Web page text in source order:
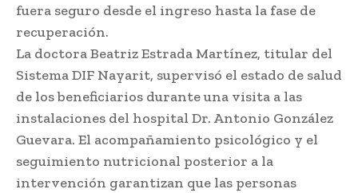
fuera seguro desde el ingreso hasta la fase de
recuperación.
La doctora Beatriz Estrada Martínez, titular del
Sistema DIF Nayarit, supervisó el estado de salud
de los beneficiarios durante una visita a las
instalaciones del hospital Dr. Antonio González
Guevara. El acompañamiento psicológico y el
seguimiento nutricional posterior a la
intervención garantizan que las personas